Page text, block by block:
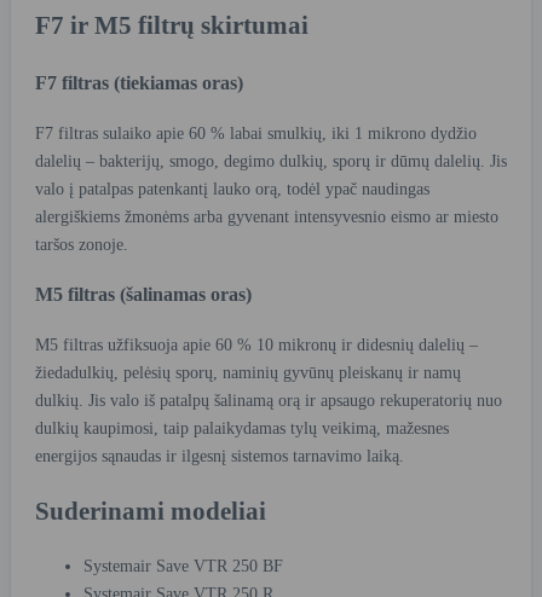
F7 ir M5 filtrų skirtumai
F7 filtras (tiekiamas oras)
F7 filtras sulaiko apie 60 % labai smulkių, iki 1 mikrono dydžio
dalelių – bakterijų, smogo, degimo dulkių, sporų ir dūmų dalelių. Jis
valo į patalpas patenkantį lauko orą, todėl ypač naudingas
alergiškiems žmonėms arba gyvenant intensyvesnio eismo ar miesto
taršos zonoje.
M5 filtras (šalinamas oras)
M5 filtras užfiksuoja apie 60 % 10 mikronų ir didesnių dalelių –
žiedadulkių, pelėsių sporų, naminių gyvūnų pleiskanų ir namų
dulkių. Jis valo iš patalpų šalinamą orą ir apsaugo rekuperatorių nuo
dulkių kaupimosi, taip palaikydamas tylų veikimą, mažesnes
energijos sąnaudas ir ilgesnį sistemos tarnavimo laiką.
Suderinami modeliai
Systemair Save VTR 250 BF